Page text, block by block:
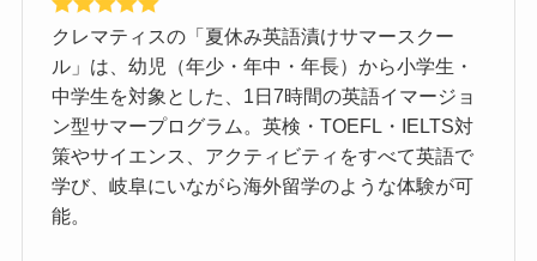
クレマティスの「夏休み英語漬けサマースクー
ル」は、幼児（年少・年中・年長）から小学生・
中学生を対象とした、1日7時間の英語イマージョ
ン型サマープログラム。英検・TOEFL・IELTS対
策やサイエンス、アクティビティをすべて英語で
学び、岐阜にいながら海外留学のような体験が可
能。